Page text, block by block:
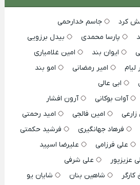
کرد
جاسم خدارحمی
پارسا محمدی
بیدل برزویی
ایوان بند
امین غلامیاری
لیام امیر رمضانی
امو بند
ابی عالی
آوات بوکانی
آرون افشار
امین فالجی
امید رحمتی
فرهاد جهانگیری
فرشید حکمتی
علی فرزامی
علیرضا اسپید
عزیزپور
علی شرفی
شاهین بنان
شایان یو